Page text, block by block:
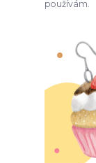
používám.